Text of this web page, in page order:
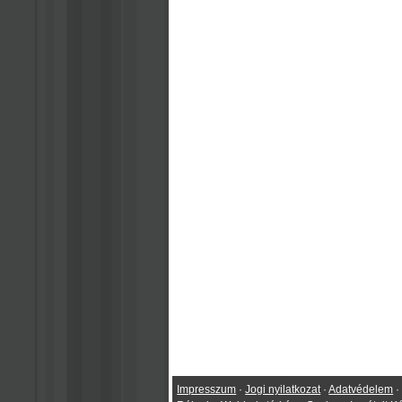
Impresszum ·Jogi nyilatkozat ·Adatvédelem ·